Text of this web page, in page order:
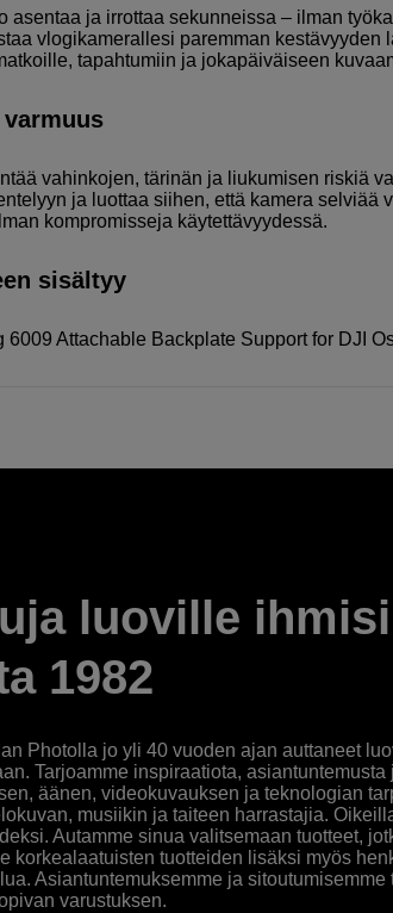
asentaa ja irrottaa sekunneissa – ilman
vlogikamerallesi paremman
tapahtumiin ja jokapäiväiseen
vahinkojen, tärinän ja liukumisen riskiä
ja luottaa siihen, että kamera
kompromisseja käytettävyydessä.
sisältyy
6009 Attachable Backplate Support for DJI
luoville
1982
Photolla jo yli 40 vuoden ajan auttaneet
Tarjoamme inspiraatiota, asiantuntemusta
äänen, videokuvauksen ja teknologian
musiikin ja taiteen harrastajia.
Autamme sinua valitsemaan tuotteet,
korkealaatuisten tuotteiden lisäksi myös
Asiantuntemuksemme ja sitoutumisemme
varustuksen.